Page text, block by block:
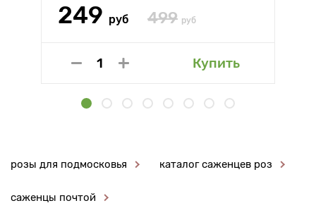
249 руб 499 руб
Купить
розы для подмосковья каталог саженцев роз
саженцы почтой